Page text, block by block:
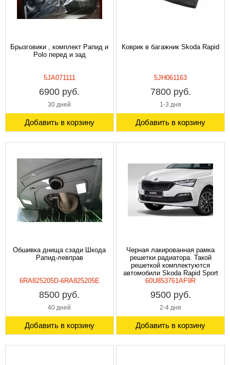
Брызговики , комплект Рапид и
Polo перед и зад
5JA071111
6900 руб.
30 дней
Добавить в корзину
Коврик в багажник Skoda Rapid
5JH061163
7800 руб.
1-3 дня
Добавить в корзину
Обшивка днища сзади Шкода
Рапид-левправ
6RA825205D-6RA825205E
8500 руб.
40 дней
Добавить в корзину
Черная лакированная рамка
решетки радиатора. Такой
решеткой комплектуются
автомобили Skoda Rapid Sport
Edition.
60U853761AF9R
9500 руб.
2-4 дня
Добавить в корзину